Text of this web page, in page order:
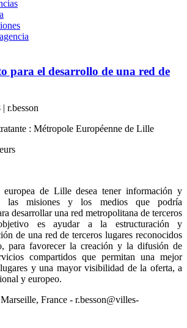
para el desarrollo de una red de
| r.besson
: Métropole Européenne de Lille
de Lille desea tener información y
las misiones y los medios que podría
desarrollar una red metropolitana de terceros
es ayudar a la estructuración y
de una red de terceros lugares reconocidos
para favorecer la creación y la difusión de
compartidos que permitan una mejor
y una mayor visibilidad de la oferta, a
y europeo.
France - r.besson@villes-